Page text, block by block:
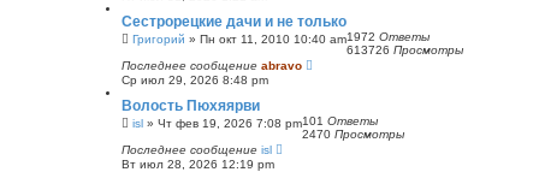
Сестрорецкие дачи и не только
Григорий » Пн окт 11, 2010 10:40 am1972 Ответы
613726 Просмотры
Последнее сообщение abravo
Ср июл 29, 2026 8:48 pm
Волость Пюхяярви
isl » Чт фев 19, 2026 7:08 pm101 Ответы
2470 Просмотры
Последнее сообщение isl
Вт июл 28, 2026 12:19 pm